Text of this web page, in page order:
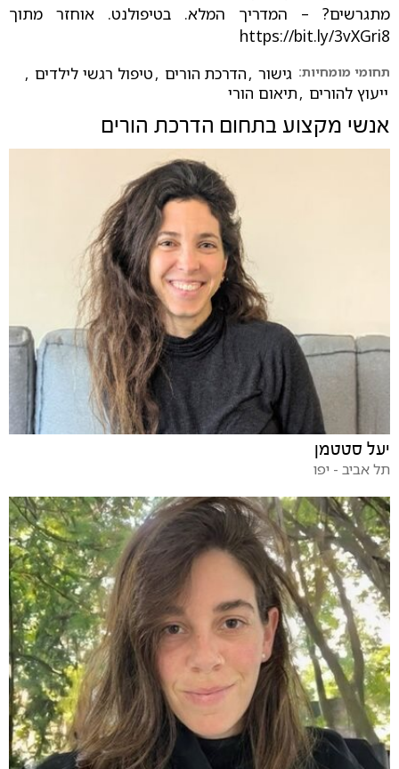
מתגרשים? – המדריך המלא. בטיפולנט. אוחזר מתוך
https://bit.ly/3vXGri8
תחומי מומחיות: גישור ,הדרכת הורים ,טיפול רגשי לילדים ,
ייעוץ להורים ,תיאום הורי
אנשי מקצוע בתחום הדרכת הורים
יעל סטטמן
תל אביב - יפו